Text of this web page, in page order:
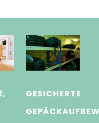
GESICHERTE